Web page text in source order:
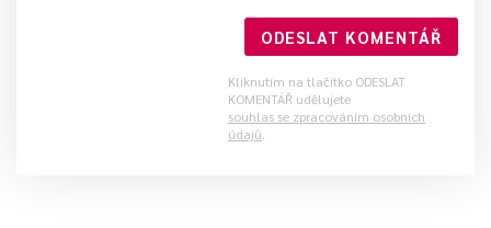
ODESLAT KOMENTÁŘ
Kliknutím na tlačítko ODESLAT
KOMENTÁŘ udělujete
souhlas se zpracováním osobních
údajů.